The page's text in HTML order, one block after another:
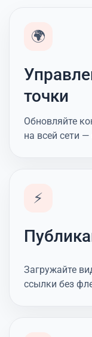
🌍
точки
Обновляйте
на всей сети
⚡
Загружайте
ссылки без